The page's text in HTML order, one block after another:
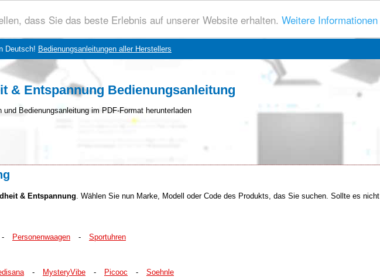
dass Sie das beste Erlebnis auf unserer Website erhalten. Weitere Informationen
Deutsch! Bedienungsanleitungen aller Herstellers
& Entspannung Bedienungsanleitung
und Bedienungsanleitung im PDF-Format herunterladen
& Entspannung . Wählen Sie nun Marke, Modell oder Code des Produkts, das Sie suchen. Sollte es nicht
- Personenwaagen - Sportuhren
- MysteryVibe - Picooc - Soehnle